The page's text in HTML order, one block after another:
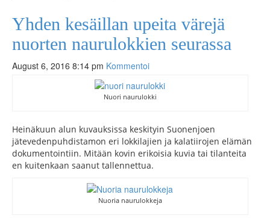
Yhden kesäillan upeita värejä
nuorten naurulokkien seurassa
August 6, 2016 8:14 pm Kommentoi
Nuori naurulokki
Heinäkuun alun kuvauksissa keskityin Suonenjoen
jätevedenpuhdistamon eri lokkilajien ja kalatiirojen elämän
dokumentointiin. Mitään kovin erikoisia kuvia tai tilanteita
en kuitenkaan saanut tallennettua.
Nuoria naurulokkeja